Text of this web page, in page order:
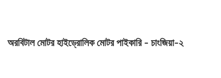
অরবিটাল মোটর হাইড্রোলিক মোটর পাইকারি - চাংজিয়া-২